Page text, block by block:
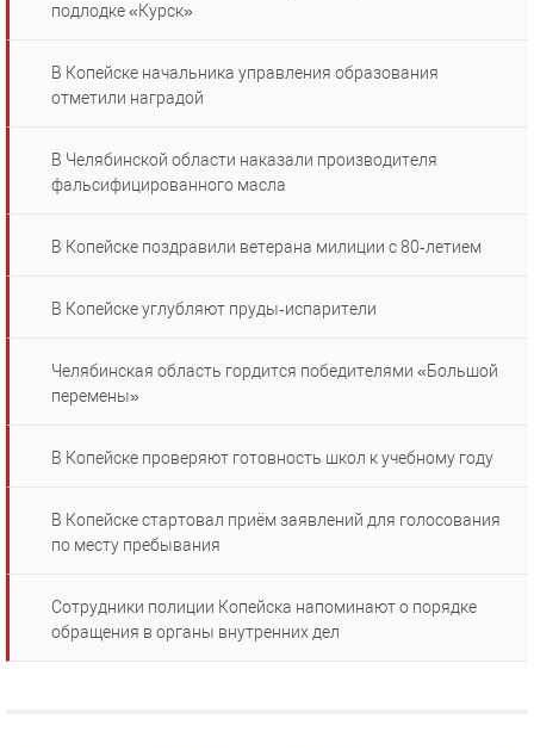
подлодке «Курск»
В Копейске начальника управления образования
отметили наградой
В Челябинской области наказали производителя
фальсифицированного масла
В Копейске поздравили ветерана милиции с 80‑летием
В Копейске углубляют пруды‑испарители
Челябинская область гордится победителями «Большой
перемены»
В Копейске проверяют готовность школ к учебному году
В Копейске стартовал приём заявлений для голосования
по месту пребывания
Сотрудники полиции Копейска напоминают о порядке
обращения в органы внутренних дел